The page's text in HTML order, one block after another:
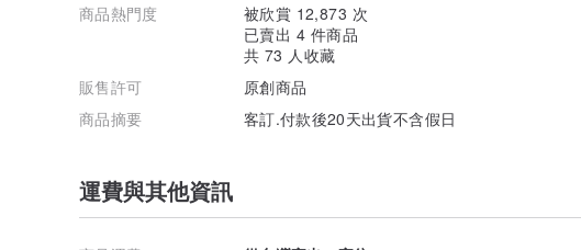
商品熱門度
被欣賞 12,873 次
已賣出 4 件商品
共 73 人收藏
販售許可
原創商品
商品摘要
客訂.付款後20天出貨不含假日
運費與其他資訊